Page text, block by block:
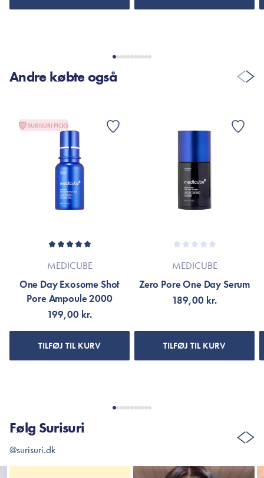
Andre købte også
SURISURI PICKS
MEDICUBE
One Day Exosome Shot
Pore Ampoule 2000
199,00 kr.
TILFØJ TIL KURV
MEDICUBE
Zero Pore One Day Serum
189,00 kr.
TILFØJ TIL KURV
Følg Surisuri
@surisuri.dk